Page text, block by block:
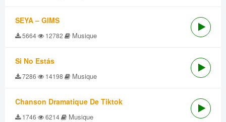
SEYA – GIMS
5664 12782 Musique
Si No Estás
7286 14198 Musique
Chanson Dramatique De Tiktok
1746 6214 Musique